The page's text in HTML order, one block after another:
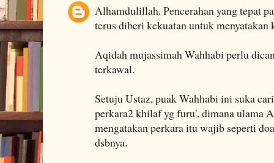
Alhamdulillah. Pencerahan yang tepat
terus diberi kekuatan untuk menyatakan
Aqidah mujassimah Wahhabi perlu
terkawal.
Setuju Ustaz, puak Wahhabi ini suka
perkara2 khilaf yg furu', dimana ulama
mengatakan perkara itu wajib seperti
dsbnya.